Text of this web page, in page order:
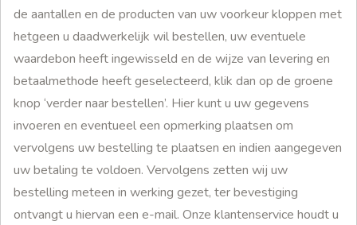
de aantallen en de producten van uw voorkeur kloppen met
hetgeen u daadwerkelijk wil bestellen, uw eventuele
waardebon heeft ingewisseld en de wijze van levering en
betaalmethode heeft geselecteerd, klik dan op de groene
knop ‘verder naar bestellen’. Hier kunt u uw gegevens
invoeren en eventueel een opmerking plaatsen om
vervolgens uw bestelling te plaatsen en indien aangegeven
uw betaling te voldoen. Vervolgens zetten wij uw
bestelling meteen in werking gezet, ter bevestiging
ontvangt u hiervan een e-mail. Onze klantenservice houdt u